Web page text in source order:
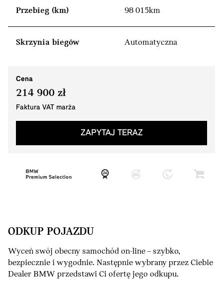
Przebieg (km) 98 015km
Skrzynia biegów Automatyczna
Cena
214 900 zł
Faktura VAT marża
ZAPYTAJ TERAZ
ODKUP POJAZDU
Wyceń swój obecny samochód on-line – szybko,
bezpiecznie i wygodnie. Następnie wybrany przez Ciebie
Dealer BMW przedstawi Ci ofertę jego odkupu.